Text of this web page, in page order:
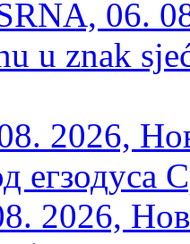
06.
u znak
2026,
егзодуса
2026,